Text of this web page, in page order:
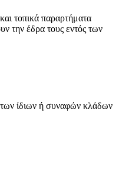
τοπικά παραρτήματα
την έδρα τους εντός των
ίδιων ή συναφών κλάδων